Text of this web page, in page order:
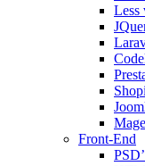
Less
Front-End